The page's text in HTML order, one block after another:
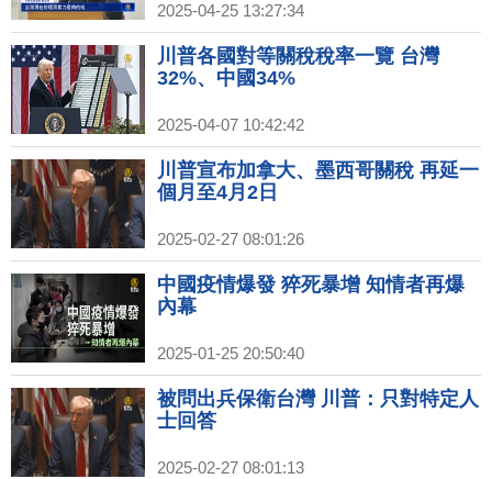
2025-04-25 13:27:34
川普各國對等關稅稅率一覽 台灣
32%、中國34%
2025-04-07 10:42:42
川普宣布加拿大、墨西哥關稅 再延一
個月至4月2日
2025-02-27 08:01:26
中國疫情爆發 猝死暴增 知情者再爆
內幕
2025-01-25 20:50:40
被問出兵保衛台灣 川普：只對特定人
士回答
2025-02-27 08:01:13